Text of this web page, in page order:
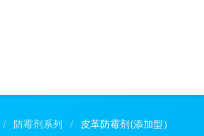
防霉剂系列 皮革防霉剂(添加型）